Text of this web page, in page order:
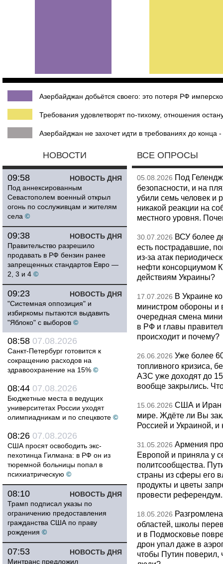
Азербайджан добьётся своего: это потеря РФ
Требования удовлетворят по-тихому, отношения
Азербайджан не захочет идти в требованиях до конца
НОВОСТИ
НОВОСТЬ ДНЯ
09:58
Под аннексированным
Севастополем военный открыл
огонь по сослуживцам и жителям
села ©
НОВОСТЬ ДНЯ
09:38
Правительство разрешило
продавать в РФ бензин ранее
запрещенных стандартов Евро —
2, 3 и 4 ©
НОВОСТЬ ДНЯ
09:23
"Системная оппозиция" и
избиркомы пытаются выдавить
"Яблоко" с выборов ©
08:58 07.08.2026
Санкт-Петербург готовится к
сокращению расходов на
здравоохранение на 15% ©
08:44 07.08.2026
Бюджетные места в ведущих
университетах России уходят
олимпиадникам и по спецквоте ©
08:26 07.08.2026
США просят освободить экс-
пехотинца Гилмана: в РФ он из
тюремной больницы попал в
психиатрическую ©
НОВОСТЬ ДНЯ
08:10
Трамп подписал указы по
ограничению предоставления
гражданства США по праву
рождения ©
НОВОСТЬ ДНЯ
07:53
Минтранс предложил
ВСЕ ОПРОСЫ
05.08.2026 Под
безопасности, и на
убили семь человек и
никакой реакции на
местного уровня.
30.07.2026 ВСУ более
есть пострадавшие,
из-за атак
нефти консорциумом
действиям Украины?
17.07.2026 В Украине
министром обороны и
очередная смена
в РФ и главы
происходит и почему?
26.06.2026 Уже более
топливного кризиса,
АЗС уже доходят до
вообще закрылись.
15.06.2026 США и Иран
мире. Ждёте ли Вы
Россией и Украиной,
31.05.2026 Армения
Европой и приняла у
политсообщества.
страны из сферы его
продукты и цветы
провести
18.05.2026
областей, школы
и в Подмосковье
дрон упал даже в
чтобы Путин поверил,